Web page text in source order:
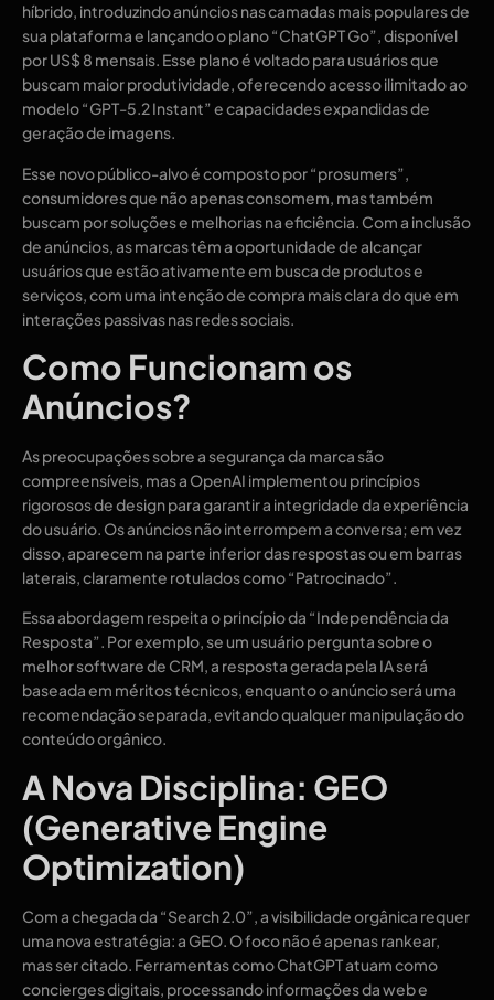
híbrido, introduzindo anúncios nas camadas mais populares de
sua plataforma e lançando o plano “ChatGPT Go”, disponível
por US$ 8 mensais. Esse plano é voltado para usuários que
buscam maior produtividade, oferecendo acesso ilimitado ao
modelo “GPT-5.2 Instant” e capacidades expandidas de
geração de imagens.
Esse novo público-alvo é composto por “prosumers”,
consumidores que não apenas consomem, mas também
buscam por soluções e melhorias na eficiência. Com a inclusão
de anúncios, as marcas têm a oportunidade de alcançar
usuários que estão ativamente em busca de produtos e
serviços, com uma intenção de compra mais clara do que em
interações passivas nas redes sociais.
Como Funcionam os
Anúncios?
As preocupações sobre a segurança da marca são
compreensíveis, mas a OpenAI implementou princípios
rigorosos de design para garantir a integridade da experiência
do usuário. Os anúncios não interrompem a conversa; em vez
disso, aparecem na parte inferior das respostas ou em barras
laterais, claramente rotulados como “Patrocinado”.
Essa abordagem respeita o princípio da “Independência da
Resposta”. Por exemplo, se um usuário pergunta sobre o
melhor software de CRM, a resposta gerada pela IA será
baseada em méritos técnicos, enquanto o anúncio será uma
recomendação separada, evitando qualquer manipulação do
conteúdo orgânico.
A Nova Disciplina: GEO
(Generative Engine
Optimization)
Com a chegada da “Search 2.0”, a visibilidade orgânica requer
uma nova estratégia: a GEO. O foco não é apenas rankear,
mas ser citado. Ferramentas como ChatGPT atuam como
concierges digitais, processando informações da web e